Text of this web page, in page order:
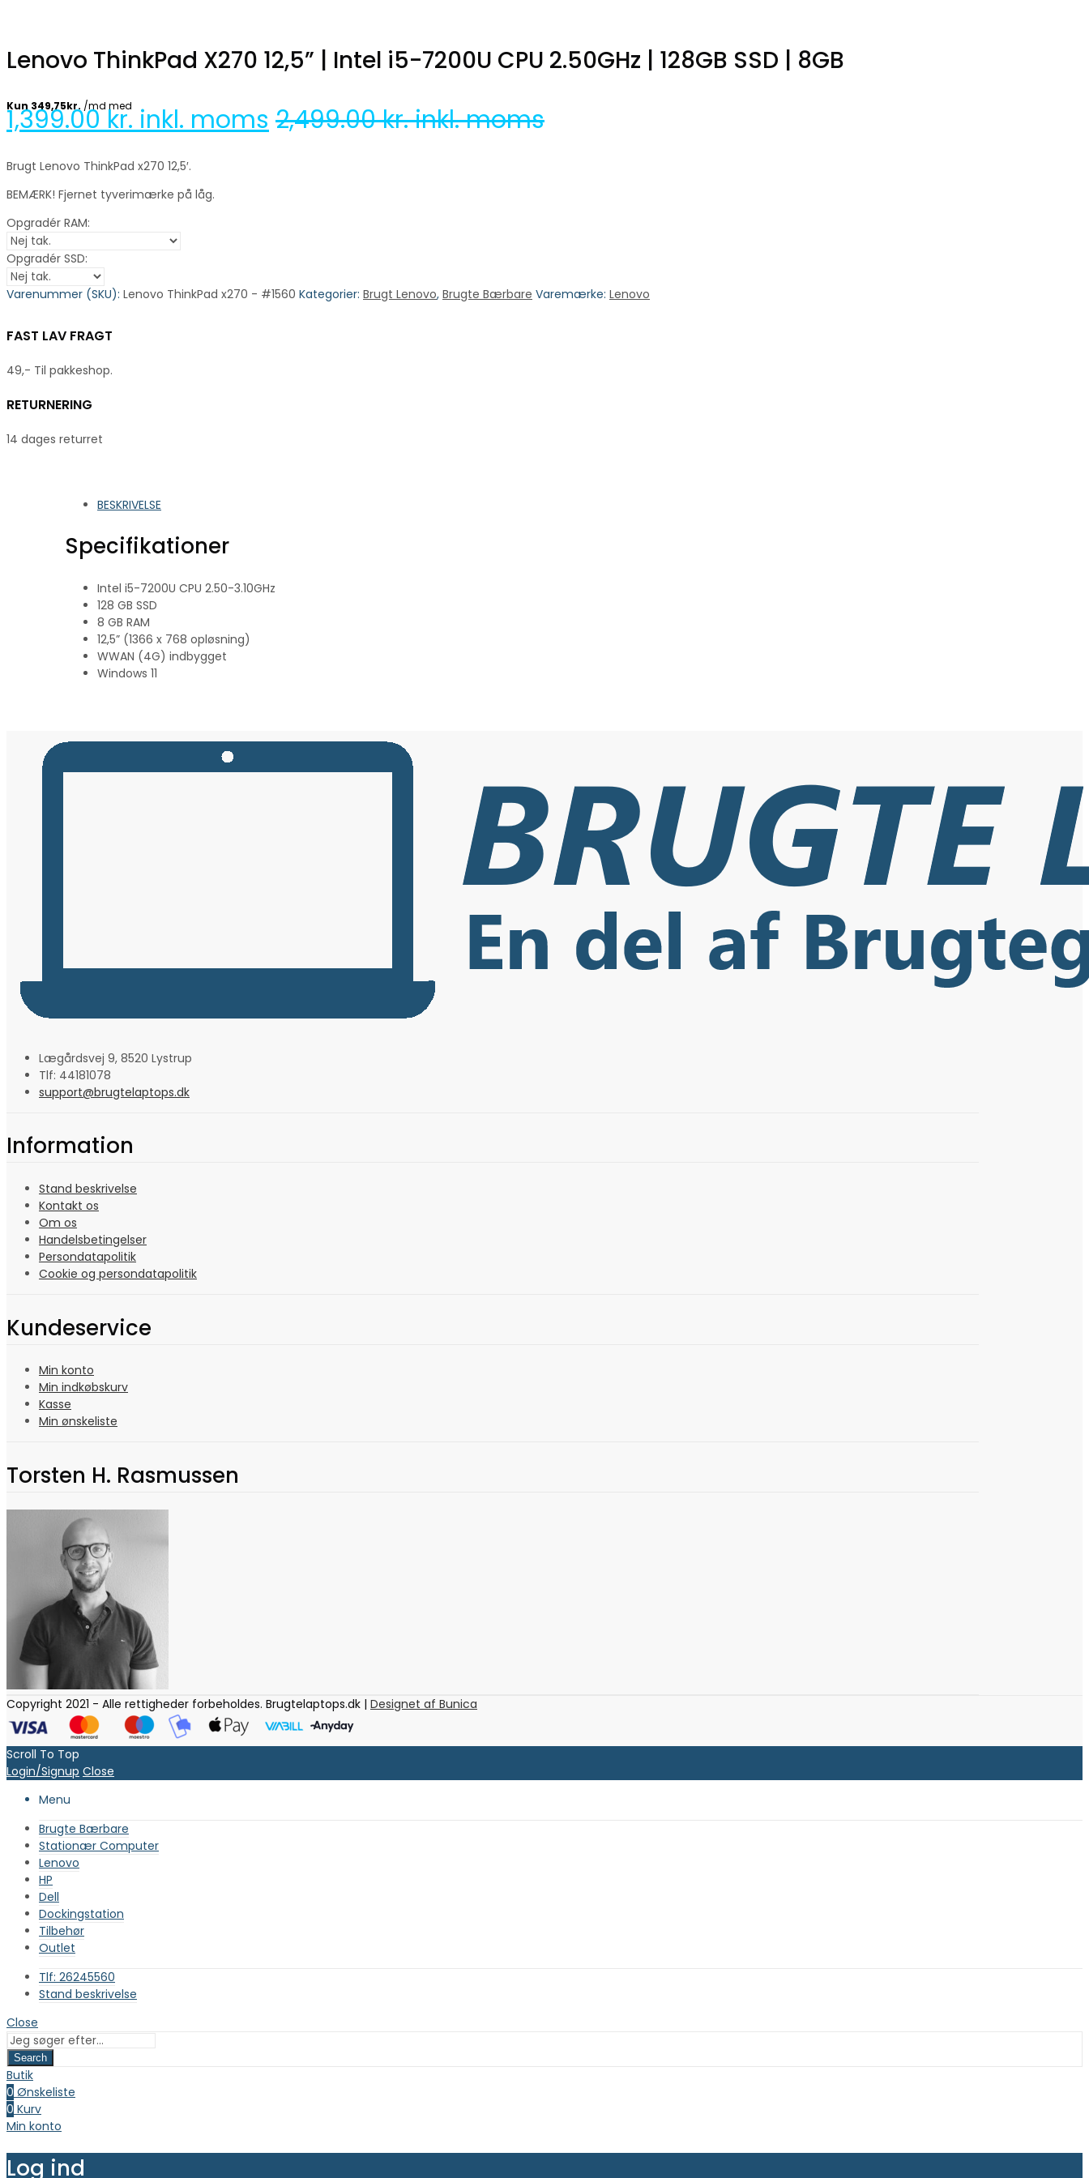
Lenovo ThinkPad X270 12,5” | Intel i5-7200U CPU 2.50GHz | 128GB SSD | 8GB
1,399.00kr. inkl. moms 2,499.00kr. inkl. moms
Brugt Lenovo ThinkPad x270 12,5′.
BEMÆRK! Fjernet tyverimærke på låg.
Opgradér RAM:
Opgradér SSD:
Varenummer (SKU): Lenovo ThinkPad x270 - #1560 Kategorier: Brugt Lenovo, Brugte Bærbare Varemærke: Lenovo
FAST LAV FRAGT
49,- Til pakkeshop.
RETURNERING
14 dages returret
BESKRIVELSE
Specifikationer
Intel i5-7200U CPU 2.50-3.10GHz
128 GB SSD
8 GB RAM
12,5” (1366 x 768 opløsning)
WWAN (4G) indbygget
Windows 11
Lægårdsvej 9, 8520 Lystrup
Tlf: 44181078
support@brugtelaptops.dk
Information
Stand beskrivelse
Kontakt os
Om os
Handelsbetingelser
Persondatapolitik
Cookie og persondatapolitik
Kundeservice
Min konto
Min indkøbskurv
Kasse
Min ønskeliste
Torsten H. Rasmussen
Copyright 2021 - Alle rettigheder forbeholdes. Brugtelaptops.dk | Designet af Bunica
Scroll To Top
Login/Signup Close
Menu
Brugte Bærbare
Stationær Computer
Lenovo
HP
Dell
Dockingstation
Tilbehør
Outlet
Tlf: 26245560
Stand beskrivelse
Close
Search
Butik
0 Ønskeliste
0 Kurv
Min konto
Log ind